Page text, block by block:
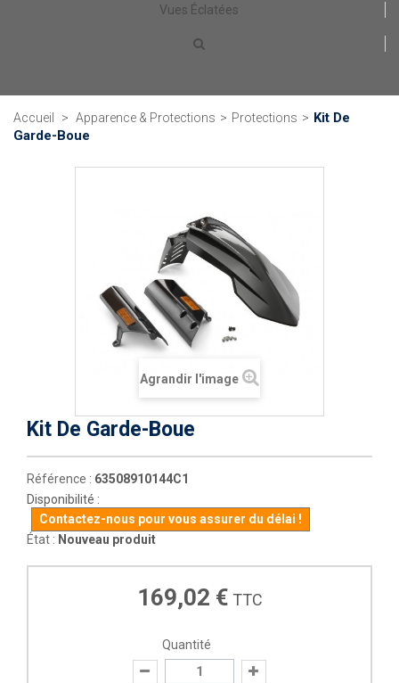
Vues Éclatées
Accueil > Apparence & Protections > Protections > Kit De
Garde-Boue
Agrandir l'image
Kit De Garde-Boue
Référence : 63508910144C1
Disponibilité :
Contactez-nous pour vous assurer du délai !
État : Nouveau produit
169,02 € TTC
Quantité